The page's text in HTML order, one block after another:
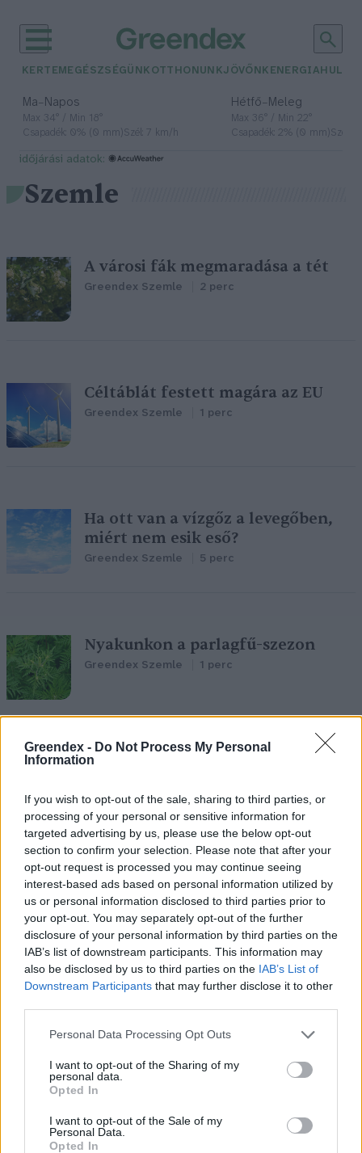
Greendex - Do Not Process My Personal
Information
If you wish to opt-out of the sale, sharing to third parties, or
processing of your personal or sensitive information for
targeted advertising by us, please use the below opt-out
section to confirm your selection. Please note that after your
opt-out request is processed you may continue seeing
interest-based ads based on personal information utilized by
us or personal information disclosed to third parties prior to
your opt-out. You may separately opt-out of the further
disclosure of your personal information by third parties on the
IAB’s list of downstream participants. This information may
also be disclosed by us to third parties on the IAB’s List of
Downstream Participants that may further disclose it to other
Personal Data Processing Opt Outs
I want to opt-out of the Sharing of my
personal data.
Opted In
I want to opt-out of the Sale of my
Personal Data.
Opted In
KERTEM EGÉSZSÉGÜNK OTTHONUNKJÖVŐNK ENERGIA
Ma– Napos
Max 34° / Min 18°
Csapadék: 0% (0 mm)Szél: 7 km/h
Hétfő– Meleg
Max 36° / Min 22°
Csapadék: 2% (0 mm)Szél:
időjárási adatok:
Szemle
A városi fák megmaradása a tét
Greendex Szemle 2 perc
Céltáblát festett magára az EU
Greendex Szemle 1 perc
Ha ott van a vízgőz a levegőben,
miért nem esik eső?
Greendex Szemle 5 perc
Nyakunkon a parlagfű-szezon
Greendex Szemle 1 perc
Valóban visszatartják más
országok a Duna vizét? – A
Országos Vízügyi Főigazgatóság
eloszlatja a tévhiteket
Greendex Szemle 1 perc
Hogyan óvjuk kedvenceinket a
kullancsoktól?
Greendex Szemle 1 perc
Greendex Szemle 1 perc